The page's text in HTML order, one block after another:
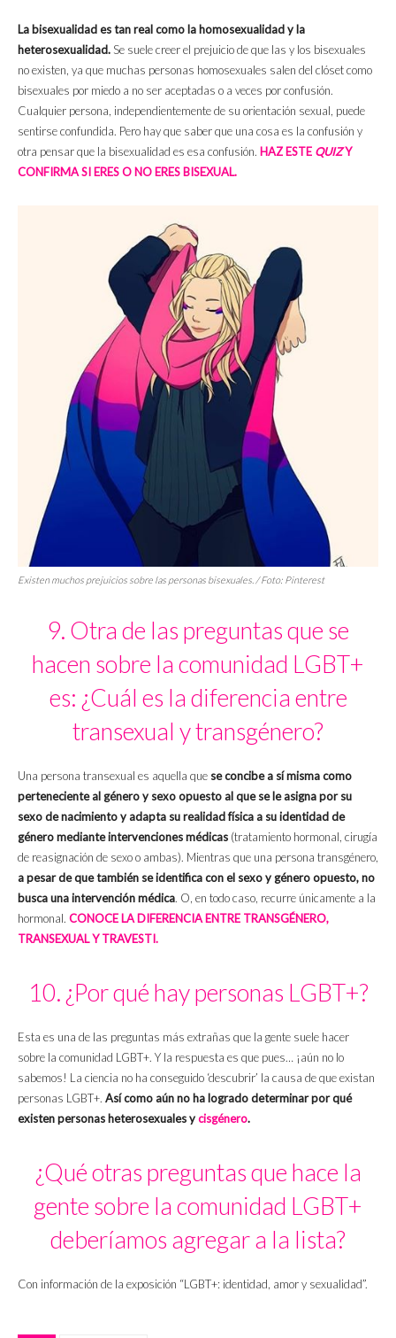
La bisexualidad es tan real como la homosexualidad y la
heterosexualidad. Se suele creer el prejuicio de que las y los bisexuales
no existen, ya que muchas personas homosexuales salen del clóset como
bisexuales por miedo a no ser aceptadas o a veces por confusión.
Cualquier persona, independientemente de su orientación sexual, puede
sentirse confundida. Pero hay que saber que una cosa es la confusión y
otra pensar que la bisexualidad es esa confusión. HAZ ESTE QUIZY
CONFIRMA SI ERES O NO ERES BISEXUAL.
Existen muchos prejuicios sobre las personas bisexuales. / Foto: Pinterest
9. Otra de las preguntas que se
hacen sobre la comunidad LGBT+
es: ¿Cuál es la diferencia entre
transexual y transgénero?
Una persona transexual es aquella que se concibe a sí misma como
perteneciente al género y sexo opuesto al que se le asigna por su
sexo de nacimiento y adapta su realidad física a su identidad de
género mediante intervenciones médicas (tratamiento hormonal, cirugía
de reasignación de sexo o ambas). Mientras que una persona transgénero,
a pesar de que también se identifica con el sexo y género opuesto, no
busca una intervención médica. O, en todo caso, recurre únicamente a la
hormonal. CONOCE LA DIFERENCIA ENTRE TRANSGÉNERO,
TRANSEXUAL Y TRAVESTI.
10. ¿Por qué hay personas LGBT+?
Esta es una de las preguntas más extrañas que la gente suele hacer
sobre la comunidad LGBT+. Y la respuesta es que pues… ¡aún no lo
sabemos! La ciencia no ha conseguido ‘descubrir’ la causa de que existan
personas LGBT+. Así como aún no ha logrado determinar por qué
existen personas heterosexuales ycisgénero.
¿Qué otras preguntas que hace la
gente sobre la comunidad LGBT+
deberíamos agregar a la lista?
Con información de la exposición “LGBT+: identidad, amor y sexualidad”.